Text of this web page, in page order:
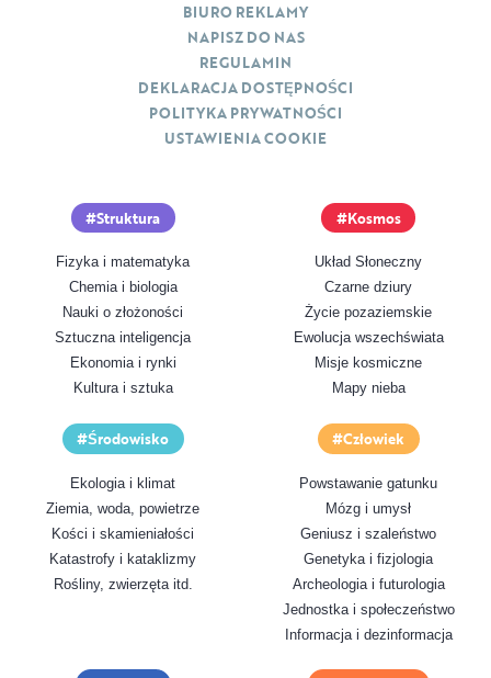
Struktura
Fizyka i matematyka
Chemia i biologia
Nauki o złożoności
Sztuczna inteligencja
Ekonomia i rynki
Kultura i sztuka
Kosmos
Układ Słoneczny
Czarne dziury
Życie pozaziemskie
Ewolucja wszechświata
Misje kosmiczne
Mapy nieba
Środowisko
Ekologia i klimat
Ziemia, woda, powietrze
Kości i skamieniałości
Katastrofy i kataklizmy
Rośliny, zwierzęta itd.
Człowiek
Powstawanie gatunku
Mózg i umysł
Geniusz i szaleństwo
Genetyka i fizjologia
Archeologia i futurologia
Jednostka i społeczeństwo
Informacja i dezinformacja
BIURO REKLAMY
NAPISZ DO NAS
REGULAMIN
DEKLARACJA DOSTĘPNOŚCI
POLITYKA PRYWATNOŚCI
USTAWIENIA COOKIE